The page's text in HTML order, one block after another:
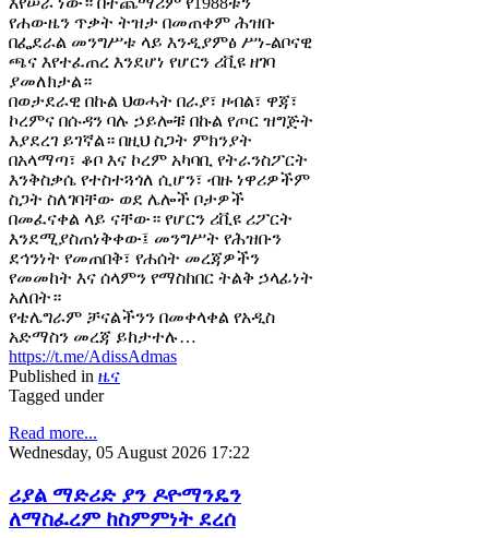
የሐውዜን ጥቃት ትዝታ በመጠቀም ሕዝቡ
በፌደራል መንግሥቱ ላይ እንዲያምፅ ሥነ-ልቦናዊ
ጫና እየተፈጠረ እንደሆነ የሆርን ሪቪዩ ዘገባ
ያመለክታል።
በወታደራዊ በኩል ህወሓት በራያ፣ ዞብል፣ ዋጃ፣
ኮረምና በሱዳን ባሉ ኃይሎቹ በኩል የጦር ዝግጅት
እያደረገ ይገኛል። በዚህ ስጋት ምክንያት
በአላማጣ፣ ቆቦ እና ኮረም አካባቢ የትራንስፖርት
እንቅስቃሴ የተስተጓጎለ ሲሆን፣ ብዙ ነዋሪዎችም
ስጋት ስለገባቸው ወደ ሌሎች ቦታዎች
በመፈናቀል ላይ ናቸው። የሆርን ሪቪዩ ሪፖርት
እንደሚያስጠነቅቀው፤ መንግሥት የሕዝቡን
ደኅንነት የመጠበቅ፣ የሐሰት መረጃዎችን
የመመከት እና ሰላምን የማስከበር ትልቅ ኃላፊነት
አለበት።
የቴሌግራም ቻናልችንን በመቀላቀል የአዲስ
አድማስን መረጃ ይከታተሉ…
https://t.me/AdissAdmas
Published in ዜና
Tagged under
Read more...
Wednesday, 05 August 2026 17:22
ሪያል ማድሪድ ያን ዶዮማንዴን
ለማስፈረም ከስምምነት ደረሰ